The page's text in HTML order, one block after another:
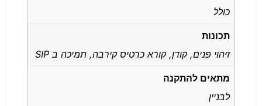
כולל
תכונות
זיהוי פנים, קודן, קורא כרטיס קירבה, תמיכה ב SIP
מתאים להתקנה
לבניין